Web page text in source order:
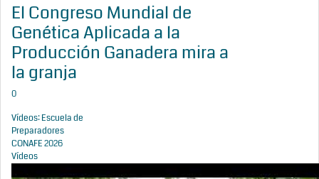
El Congreso Mundial de
Genética Aplicada a la
Producción Ganadera mira a
la granja
0
Vídeos: Escuela de
Preparadores
CONAFE 2026
Vídeos